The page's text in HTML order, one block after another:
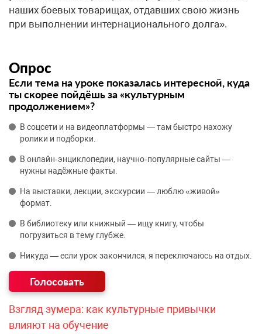
наших боевых товарищах, отдавших свою жизнь
при выполнении интернационального долга».
Опрос
Если тема на уроке показалась интересной, куда
ты скорее пойдёшь за «культурным
продолжением»?
В соцсети и на видеоплатформы — там быстро нахожу
ролики и подборки.
В онлайн‑энциклопедии, научно‑популярные сайты —
нужны надёжные факты.
На выставки, лекции, экскурсии — люблю «живой»
формат.
В библиотеку или книжный — ищу книгу, чтобы
погрузиться в тему глубже.
Никуда — если урок закончился, я переключаюсь на отдых.
Взгляд зумера: как культурные привычки
влияют на обучение